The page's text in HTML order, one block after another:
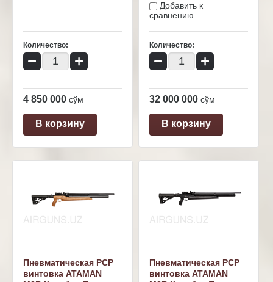
Количество:
− +
4 850 000 сўм
В корзину
Добавить к
сравнению
Количество:
− +
32 000 000 сўм
В корзину
Пневматическая PCP
винтовка ATAMAN
Пневматическая PCP
винтовка ATAMAN